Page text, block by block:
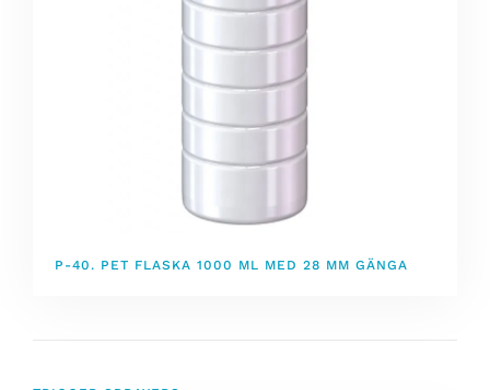
P-40. PET FLASKA 1000 ML MED 28 MM GÄNGA